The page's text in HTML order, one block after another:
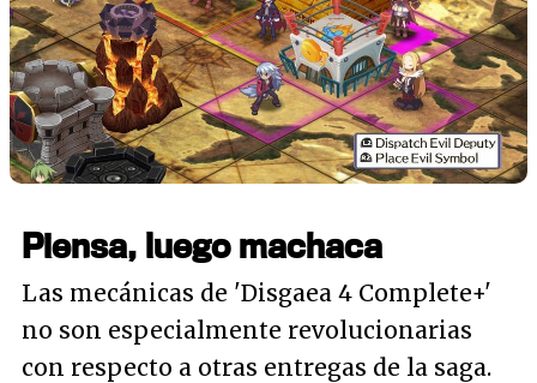
Piensa, luego machaca
Las mecánicas de 'Disgaea 4 Complete+'
no son especialmente revolucionarias
con respecto a otras entregas de la saga.